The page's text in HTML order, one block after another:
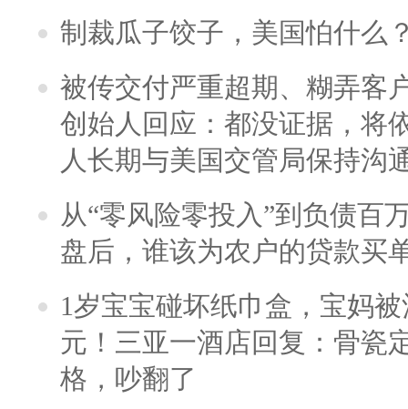
制裁瓜子饺子，美国怕什么
被传交付严重超期、糊弄客
创始人回应：都没证据，将
人长期与美国交管局保持沟
从“零风险零投入”到负债百
盘后，谁该为农户的贷款买
1岁宝宝碰坏纸巾盒，宝妈
元！三亚一酒店回复：骨瓷
格，吵翻了